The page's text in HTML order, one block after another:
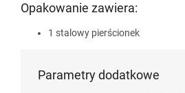
Opakowanie zawiera:
1 stalowy pierścionek
Parametry dodatkowe